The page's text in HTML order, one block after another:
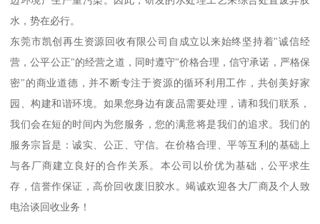
水，势在必行。
东莞市凯创再生资源回收有限公司自成立以来始终坚持着"诚信经
营，公平公正"的经营之道，同时遵守"价格合理，信守承诺，严格保
密"的商业道德，并不断专注于资源的循环利用工作，共创美好家
园、构建和谐环境。如果您身边有废品需要处理，请和我们联系，
我们会在短的时间内为您服务，您的满意将是我们的追求。我们的
服务宗旨是：诚实、公正、守信。在价格合理、平等互利的基础上
与各厂商建立良好的合作关系。本公司以价优为基础，公平求生
存，信誉作保证，高价回收废旧胶水。竭诚欢迎各大厂商及个人致
电洽谈回收业务！